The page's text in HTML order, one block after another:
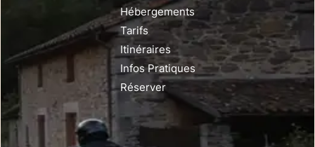
Hébergements
Tarifs
Itinéraires
Infos Pratiques
Réserver